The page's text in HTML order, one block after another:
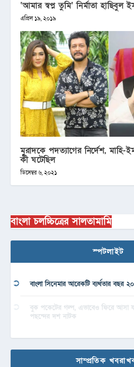
‘আমার স্বপ্ন তুমি’ নির্মাতা
এপ্রিল ১৯, ২০১৯
মুরাদকে পদত্যাগের নির্দেশ, মাহি-
কী ঘটেছিল
ডিসেম্বর ৬, ২০২১
বাংলা চলচ্চিত্রের সালতামামি
স্পটলাইট
বাংলা সিনেমার আরেকটি ব্যর্থতার বছর
বুক পকেটের গল্প, এভাবেও ফিরে আসা
পছন্দের দশ নাটক
সাম্প্রতিক